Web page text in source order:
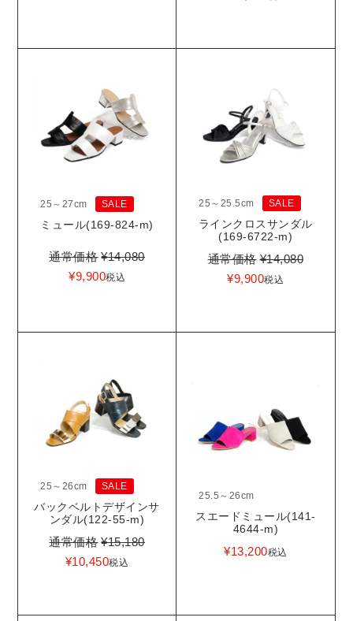
25～27cm SALE
ミュール(169-824-m)
通常価格 ¥14,080
¥9,900税込
25～25.5cm SALE
ラインクロスサンダル
(169-6722-m)
通常価格 ¥14,080
¥9,900税込
25～26cm SALE
バックベルトデザインサ
ンダル(122-55-m)
通常価格 ¥15,180
¥10,450税込
25.5～26cm
スエードミュール(141-
4644-m)
¥13,200税込